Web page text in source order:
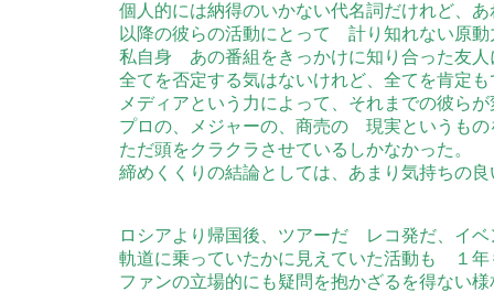
個人的には納得のいかない代名詞だけれど、
以降の彼らの活動にとって 計り知れない原
私自身 あの番組をきっかけに知り合った友人
全てを否定する気はないけれど、全てを肯定も
メディアという力によって、それまでの彼ら
プロの、メジャーの、商売の 現実というもの
ただ頭をクラクラさせているしかなかった。
締めくくりの結論としては、あまり気持ちの
ロシアより帰国後、ツアーだ レコ発だ、イ
軌道に乗っていたかに見えていた活動も １年
ファンの立場的にも疑問を抱かざるを得ない